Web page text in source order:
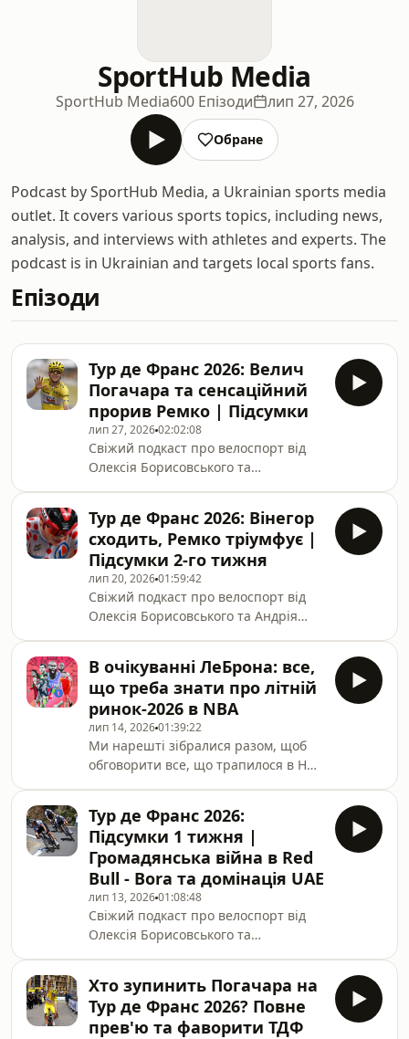
SportHub Media
SportHub Media600 Епізоди лип 27, 2026
Обране
Podcast by SportHub Media, a Ukrainian sports media
outlet. It covers various sports topics, including news,
analysis, and interviews with athletes and experts. The
podcast is in Ukrainian and targets local sports fans.
Епізоди
Тур де Франс 2026: Велич
Погачара та сенсаційний
прорив Ремко | Підсумки
лип 27, 202602:02:08
Свіжий подкаст про велоспорт від
Олексія Борисовського та
Допоможіть випускам СпортГаб
стати більш якісними.🎧
Підпишіться і поставьте нам лайк на
ITunes!Sporthub в соцмережах:📩
Twitter👍 Facebook🎦 Youtube….
Тур де Франс 2026: Вінегор
сходить, Ремко тріумфує |
Підсумки 2-го тижня
лип 20, 202601:59:42
Свіжий подкаст про велоспорт від
Олексія Борисовського та Андрія
Тур? Що робити Вісмі? (19:27) —
Погачар тепер працює на Дель
Торо? (28:12) — Нічний допінг-
контроль: французи працюють на
Сейксаса? (35:10) — Погі подарував
етап Ремко? (41:08) — Евенпул —
найцікавіший гонщик Туру. Ремко —
В очікуванні ЛеБрона: все,
що треба знати про літній
ринок-2026 в NBA
лип 14, 202601:39:22
Ми нарешті зібралися разом, щоб
обговорити все, що трапилося в НБА
Джа Моранта до цікавих контрактів
з гравцями Євроліги. Звісно ж, в
очікуванні підписання ЛеБрона
Джеймса з новою командою, а також
усіх тих переходів, які мають
трапитися після нього. Як то кажуть,
від ЛеБрона до Альфи Діалло —
Віталій Волочай, Олександр
Прошута та Андр
Тур де Франс 2026:
Підсумки 1 тижня |
Громадянська війна в Red
Bull - Bora та домінація UAE
лип 13, 202601:08:48
Свіжий подкаст про велоспорт від
Олексія Борисовського та
тижня. (05:11) — Погачар вже
завершив боротьбу за генерал на
шостому етапі? (18:33) — Чи не
Хто зупинить Погачара на
Тур де Франс 2026? Повне
прев'ю та фаворити ТДФ